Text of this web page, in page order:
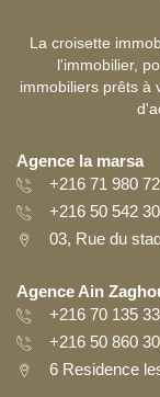
La croisette
l'immobilier,
immobiliers prêts à
Agence la marsa
+216 71 980
+216 50 542
03, Rue du
Agence Ain
+216 70 135
+216 50 860
6 Residence